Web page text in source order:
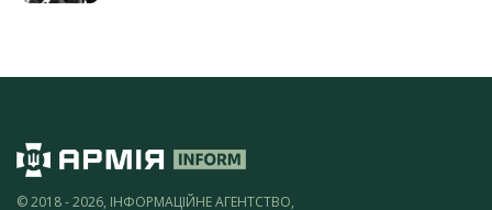
© 2018 - 2026, ІНФОРМАЦІЙНЕ АГЕНТСТВО,